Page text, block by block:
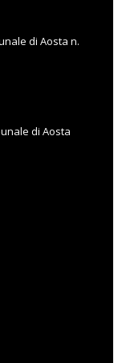
di Aosta n.
di Aosta